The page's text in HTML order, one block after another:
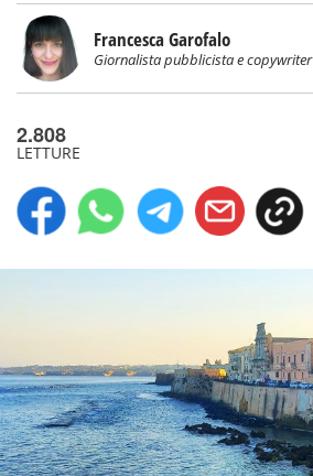
Francesca Garofalo
Giornalista pubblicista e copywriter
2.808
LETTURE